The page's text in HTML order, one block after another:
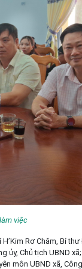
việc
Rơ Chăm, Bí
ủy, Chủ tịch UBND
môn UBND xã,